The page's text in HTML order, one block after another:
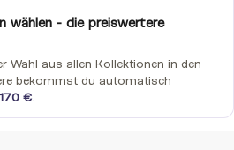
wählen - die preiswertere
Wahl aus allen Kollektionen in den
bekommst du automatisch
€